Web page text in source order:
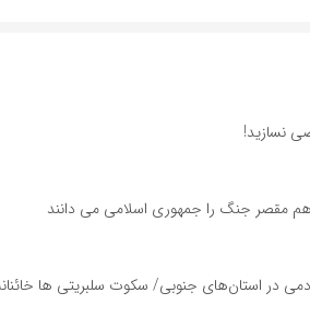
نسازید!
هم مقصر جنگ را جمهوری اسلامی می دانند
در استان‌های جنوبی/ سکوت سلبریتی ها